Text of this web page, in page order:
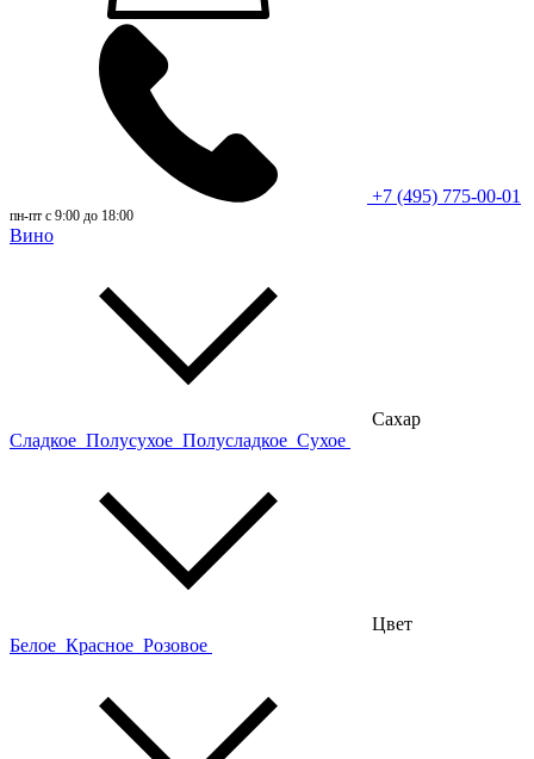
+7 (495) 775-00-01
пн-пт с 9:00 до 18:00
Вино
Сахар
Сладкое Полусухое Полусладкое Сухое
Цвет
Белое Красное Розовое